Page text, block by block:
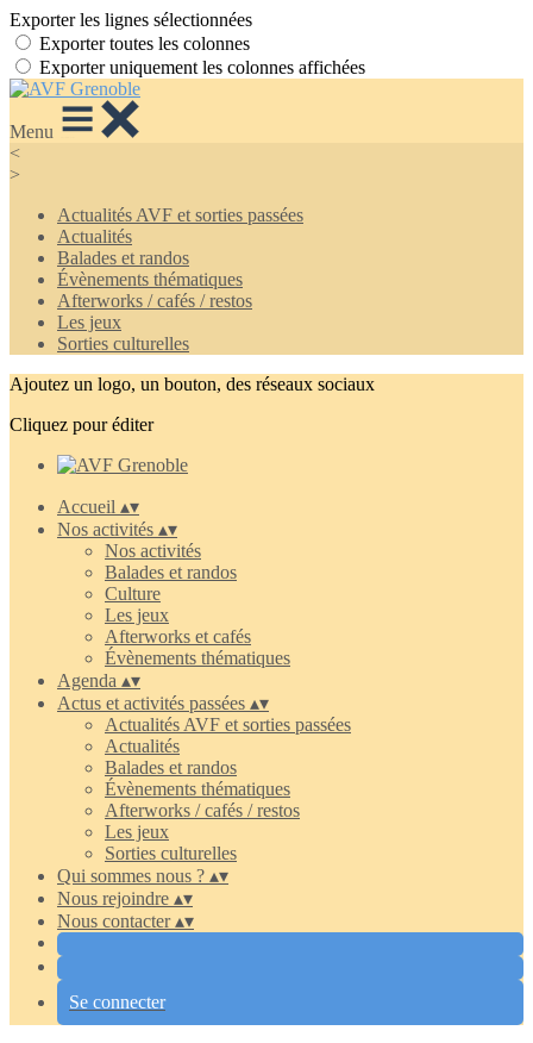
Exporter les lignes sélectionnées
Exporter toutes les colonnes
Exporter uniquement les colonnes affichées
Menu
<
>
Actualités AVF et sorties passées
Actualités
Balades et randos
Évènements thématiques
Afterworks / cafés / restos
Les jeux
Sorties culturelles
Ajoutez un logo, un bouton, des réseaux sociaux
Cliquez pour éditer
Accueil ▴▾
Nos activités ▴▾
Nos activités
Balades et randos
Culture
Les jeux
Afterworks et cafés
Évènements thématiques
Agenda ▴▾
Actus et activités passées ▴▾
Actualités AVF et sorties passées
Actualités
Balades et randos
Évènements thématiques
Afterworks / cafés / restos
Les jeux
Sorties culturelles
Qui sommes nous ? ▴▾
Nous rejoindre ▴▾
Nous contacter▴▾
Se connecter